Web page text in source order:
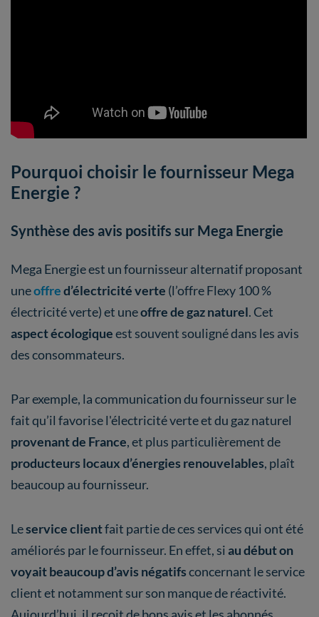
Pourquoi choisir le fournisseur Mega
Energie ?
Synthèse des avis positifs sur Mega Energie
Mega Energie est un fournisseur alternatif proposant
uneoffred’électricité verte (l’offre Flexy 100 %
électricité verte) et uneoffre de gaz naturel. Cet
aspect écologiqueest souvent souligné dans les avis
des consommateurs.
Par exemple, la communication du fournisseur sur le
fait qu’il favorise l'électricité verte et du gaz naturel
provenant de France,et plus particulièrement de
producteurs locaux d’énergies renouvelables, plaît
beaucoup au fournisseur.
Leservice clientfait partie de ces services qui ont été
améliorés par le fournisseur. En effet, siau début on
voyait beaucoup d’avis négatifsconcernant le service
client et notamment sur son manque de réactivité.